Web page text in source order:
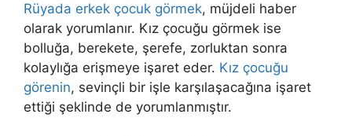
Rüyada erkek çocuk görmek, müjdeli haber
olarak yorumlanır. Kız çocuğu görmek ise
bolluğa, berekete, şerefe, zorluktan sonra
kolaylığa erişmeye işaret eder. Kız çocuğu
görenin, sevinçli bir işle karşılaşacağına işaret
ettiği şeklinde de yorumlanmıştır.